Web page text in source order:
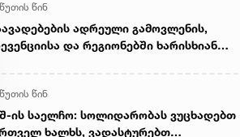
წინ
ადრეული გამოვლენის,
და რეგიონებში ხარისხიან
სამედიცინო
გაიმართა
წინ
ის საელჩო: სოლიდარობას ვუცხადებთ
ხალხს, ვადასტურებთ